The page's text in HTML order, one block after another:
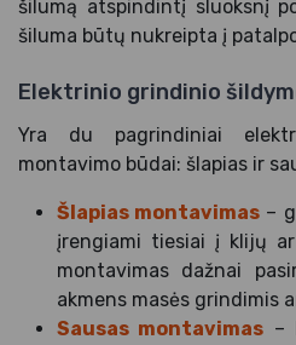
šilumą atspindintį sluoksnį
šiluma būtų nukreipta į
Elektrinio grindinio
Yra du pagrindiniai
montavimo būdai: šlapias ir
Šlapias montavimas –
įrengiami tiesiai į klijų
montavimas dažnai
akmens masės grindimis
Sausas montavimas –